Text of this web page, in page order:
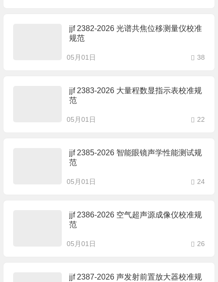
jjf 2382-2026 光谱共焦位移测量仪校准
规范
05月01日 38
jjf 2383-2026 大量程数显指示表校准规
范
05月01日 22
jjf 2385-2026 智能眼镜声学性能测试规
范
05月01日 24
jjf 2386-2026 空气超声源成像仪校准规
范
05月01日 26
jjf 2387-2026 声发射前置放大器校准规